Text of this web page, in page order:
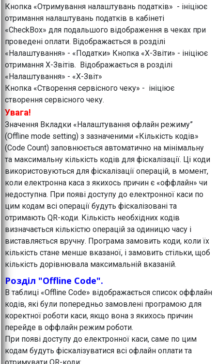
Кнопка «Отримування налаштувань податків» - ініціює
отримання налаштувань податків в кабінеті
«CheckBox» для подальшого відображення в чеках при
проведені оплати. Відображається в розділі
«Налаштування» - «Податки» Кнопка «Х-Звіти» - ініціює
отримання Х-Звітів. Відображається в розділі
«Налаштування» - «Х-Звіт»
Кнопка «Створення сервісного чеку» - ініціює
створення сервісного чеку.
Увага!
Значення Вкладки «Налаштування офлайн режиму”
(Offline mode setting) з зазначеними «Кількість кодів»
(Code Count) заповнюється автоматично на мінімальну
та максимальну кількість кодів для фіскалізації. Ці коди
використовуються для фіскалізації операцій, в момент,
коли електронна каса з якихось причин є «оффлайн» чи
недоступна. При появі доступу до електронної каси по
цим кодам всі операції будуть фіскалізовані та
отримають QR-коди. Кількість необхідних кодів
визначається кількістю операцій за одиницю часу і
виставляється вручну. Програма замовить коди, коли їх
кількість стане менше вказаної, і замовить стільки, щоб
кількість дорівнювала максимальній вказаній.
Розділ "Offline Code".
В таблиці «Offline Code» відображається список оффлайн
кодів, які були попередньо замовлені програмою для
коректної роботи каси, якщо вона з якихось причин
перейде в оффлайн режим роботи.
При появі доступу до електронної каси, саме по цим
кодам будуть фіскалізуватися всі офлайн оплати та
отримувати QR-коди: